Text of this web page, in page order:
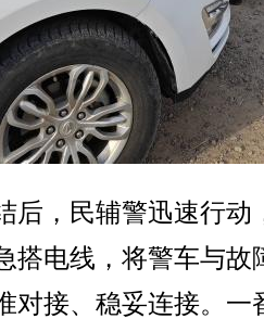
，民辅警迅速行动
搭电线，将警车与故
对接、稳妥连接。一